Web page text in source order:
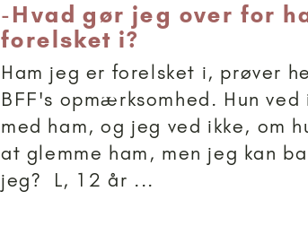
-Hvad gør jeg over for
forelsket i?
Ham jeg er forelsket i, prøver
BFF's opmærksomhed. Hun
med ham, og jeg ved ikke, om
at glemme ham, men jeg kan
jeg? L, 12 år ...